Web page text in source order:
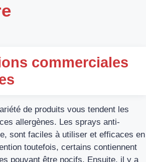
commerciales
de produits vous tendent les
allergènes. Les sprays anti-
sont faciles à utiliser et efficaces en
toutefois, certains contiennent
pouvant être nocifs. Ensuite, il y a